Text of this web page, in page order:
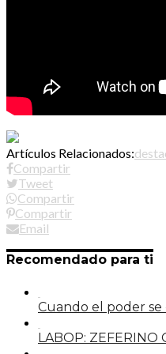
Artículos Relacionados:
Compartir
Tweet
Compartir
Compartir
Email
Recomendado para ti
Cuando el poder
LABOP: ZEFERINO